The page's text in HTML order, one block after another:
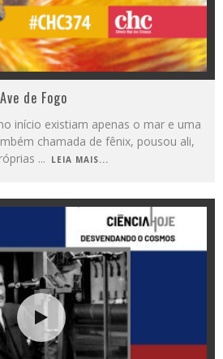
de Fogo
início existiam apenas o mar e uma
chamada de fênix, pousou ali,
... LEIA MAIS...